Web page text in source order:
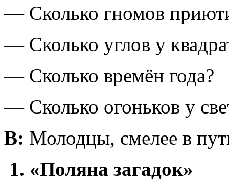
— Сколько гномов
— Сколько углов у
— Сколько времён года?
— Сколько огоньков у
В: Молодцы, смелее в
1. «Поляна загадок»